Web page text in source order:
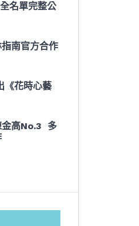
名單完整公
南官方合作
《花時心藝
金高No.3 多